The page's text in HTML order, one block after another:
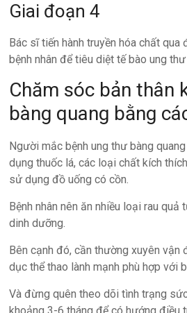
Giai đoạn 4
Bác sĩ tiến hành truyền hóa chất
bệnh nhân để tiêu diệt tế bào ung
Chăm sóc bản thân
bàng quang bằng
Người mắc bệnh ung thư bàng
dụng thuốc lá, các loại chất kích
sử dụng đồ uống có cồn.
Bệnh nhân nên ăn nhiều loại rau
dinh dưỡng.
Bên cạnh đó, cần thường xuyên vận
dục thể thao lành mạnh phù hợp với
Và đừng quên theo dõi tình trạng